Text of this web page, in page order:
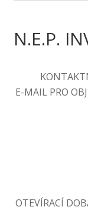
N.E.P.
E-MAIL PRO
OTEVÍRACÍ